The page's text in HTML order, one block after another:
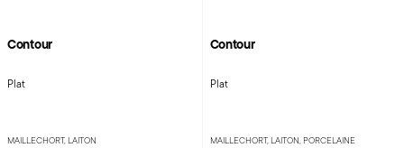
Contour
Plat
MAILLECHORT, LAITON
Contour
Plat
MAILLECHORT, LAITON, PORCELAINE